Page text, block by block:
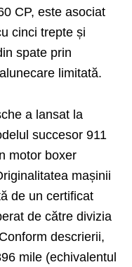
​​CP, este asociat
cinci trepte și
spate prin
limitată.
a lansat la
succesor 911
motor boxer
mașinii
de un certificat
de către divizia
descrierii,
mile (echivalentul